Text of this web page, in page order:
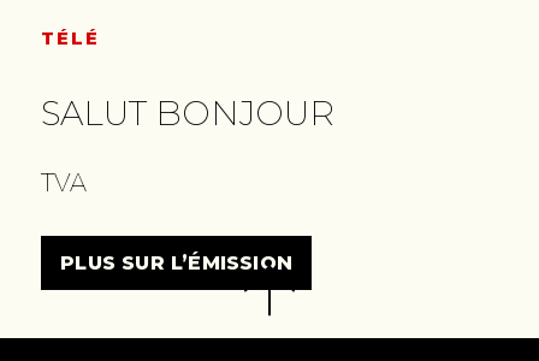
TÉLÉ
SALUT BONJOUR
TVA
PLUS SUR L’ÉMISSION